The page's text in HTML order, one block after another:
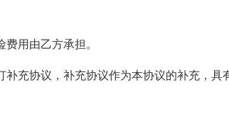
用由乙方承担。
充协议，补充协议作为本协议的补充，具